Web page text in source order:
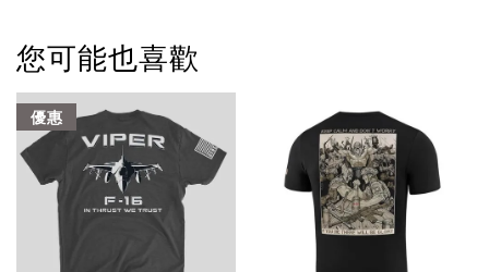
您可能也喜歡
優惠